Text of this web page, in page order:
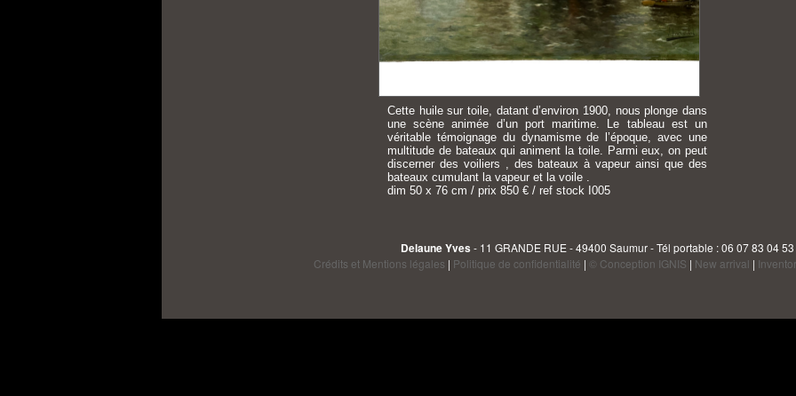
Cette huile sur toile, datant d’environ 1900, nous plonge dans
une scène animée d’un port maritime. Le tableau est un
véritable témoignage du dynamisme de l’époque, avec une
multitude de bateaux qui animent la toile. Parmi eux, on peut
discerner des voiliers , des bateaux à vapeur ainsi que des
bateaux cumulant la vapeur et la voile .
dim 50 x 76 cm / prix 850 € / ref stock I005
Delaune Yves - 11 GRANDE RUE - 49400 Saumur - Tél portable : 06 07 83 04 53
Crédits et Mentions légales | Politique de confidentialité | © Conception IGNIS | New arrival |